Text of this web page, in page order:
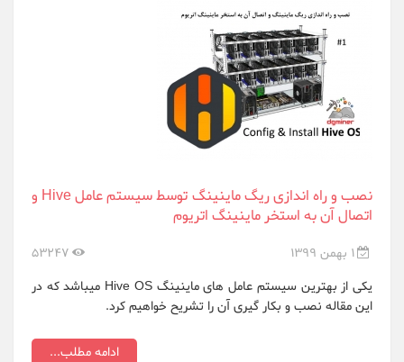
نصب و راه اندازی ریگ ماینینگ توسط سیستم عامل Hive و
اتصال آن به استخر ماینینگ اتریوم
1 بهمن 1399
53247
یکی از بهترین سیستم عامل های ماینینگ Hive OS میباشد که در
این مقاله نصب و بکار گیری آن را تشریح خواهیم کرد.
ادامه مطلب...